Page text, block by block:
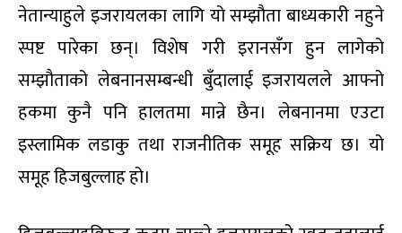
नेतान्याहुले इजरायलका लागि यो सम्झौता बाध्यकारी नहुने
स्पष्ट पारेका छन्। विशेष गरी इरानसँग हुन लागेको
सम्झौताको लेबनानसम्बन्धी बुँदालाई इजरायलले आफ्नो
हकमा कुनै पनि हालतमा मान्ने छैन। लेबनानमा एउटा
इस्लामिक लडाकु तथा राजनीतिक समूह सक्रिय छ। यो
समूह हिजबुल्लाह हो।